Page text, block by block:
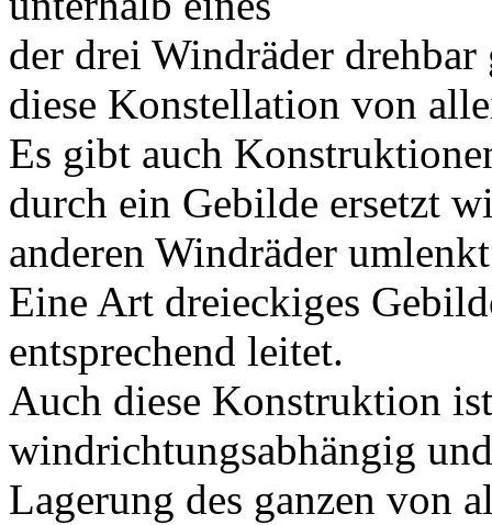
der drei Windräder
diese Konstellation von
Es gibt auch
durch ein Gebilde ersetzt
anderen Windräder
Eine Art dreieckiges
entsprechend leitet.
Auch diese Konstruktion
windrichtungsabhängig
Lagerung des ganzen von